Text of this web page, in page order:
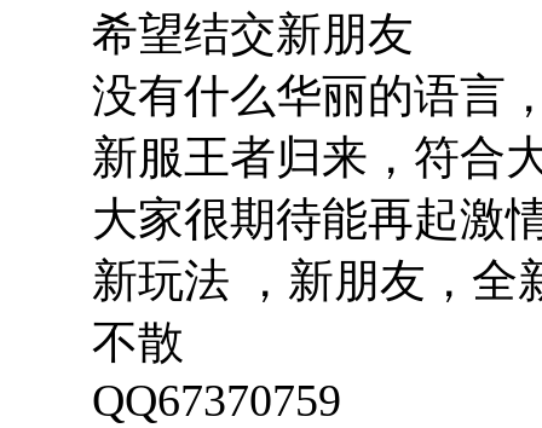
希望结交新朋友
没有什么华丽的语言
新服王者归来，符合
大家很期待能再起激
新玩法 ，新朋友，全
不散
QQ67370759